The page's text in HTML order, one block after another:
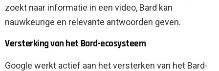
zoekt naar informatie in een video, Bard kan
nauwkeurige en relevante antwoorden geven.
Versterking van het Bard-ecosysteem
Google werkt actief aan het versterken van het Bard-